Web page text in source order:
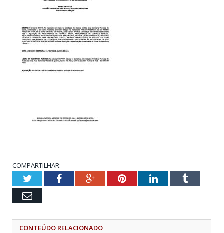
COMPARTILHAR:
TwitterFacebookGoogle+PinterestLinkedInTumblr
Email
CONTEÚDO RELACIONADO